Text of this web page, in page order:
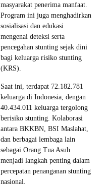
masyarakat penerima manfaat.
Program ini juga menghadirkan
sosialisasi dan edukasi
mengenai deteksi serta
pencegahan stunting sejak dini
bagi keluarga risiko stunting
(KRS).
Saat ini, terdapat 72.182.781
keluarga di Indonesia, dengan
40.434.011 keluarga tergolong
berisiko stunting. Kolaborasi
antara BKKBN, BSI Maslahat,
dan berbagai lembaga lain
sebagai Orang Tua Asuh
menjadi langkah penting dalam
percepatan penanganan stunting
nasional.